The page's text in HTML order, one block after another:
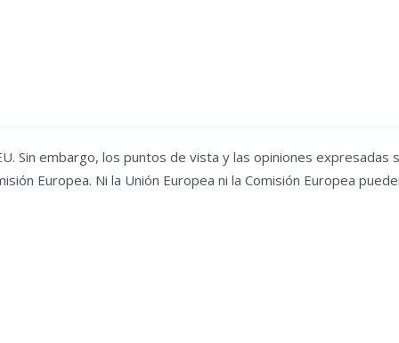
Sin embargo, los puntos de vista y las opiniones
Europea. Ni la Unión Europea ni la Comisión Europea